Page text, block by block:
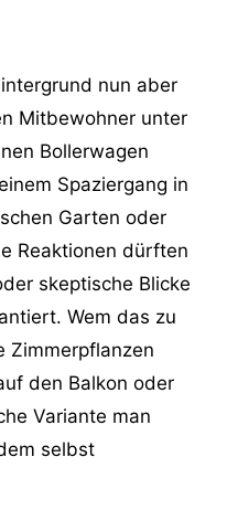
nun aber
Mitbewohner unter
Bollerwagen
Spaziergang in
Garten oder
Reaktionen dürften
skeptische Blicke
Wem das zu
Zimmerpflanzen
den Balkon oder
Variante man
selbst